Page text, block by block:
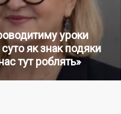
уроки
як знак подяки
тут роблять»